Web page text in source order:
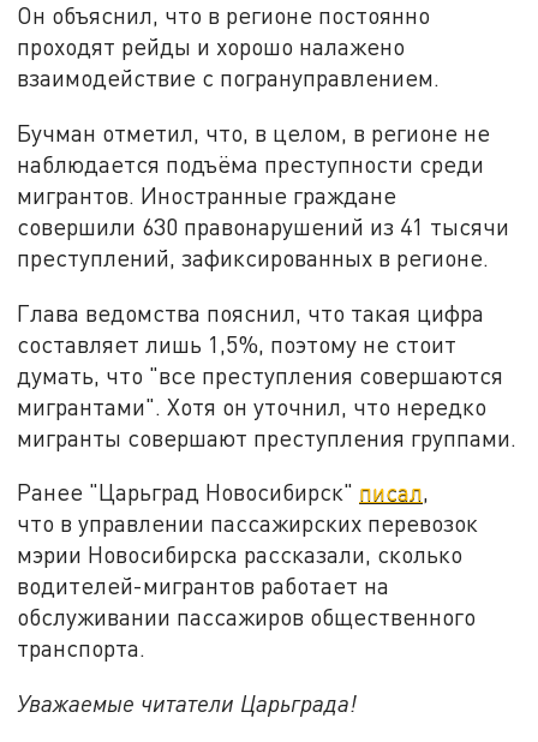
Он объяснил, что в регионе постоянно
проходят рейды и хорошо налажено
взаимодействие с погрануправлением.
Бучман отметил, что, в целом, в регионе не
наблюдается подъёма преступности среди
мигрантов. Иностранные граждане
совершили 630 правонарушений из 41 тысячи
преступлений, зафиксированных в регионе.
Глава ведомства пояснил, что такая цифра
составляет лишь 1,5%, поэтому не стоит
думать, что "все преступления совершаются
мигрантами". Хотя он уточнил, что нередко
мигранты совершают преступления группами.
Ранее "Царьград Новосибирск" писал,
что в управлении пассажирских перевозок
мэрии Новосибирска рассказали, сколько
водителей-мигрантов работает на
обслуживании пассажиров общественного
транспорта.
Уважаемые читатели Царьграда!